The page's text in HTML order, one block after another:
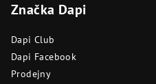
Značka Dapi
Dapi Club
Dapi Facebook
Prodejny